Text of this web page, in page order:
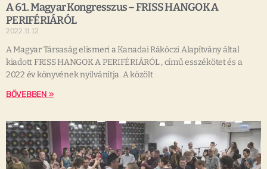
A 61. Magyar Kongresszus – FRISS HANGOK A
PERIFÉRIÁRÓL
2022.11.12.
A Magyar Társaság elismeri a Kanadai Rákóczi Alapítvány által
kiadott FRISS HANGOK A PERIFÉRIÁRÓL , című esszékötet és a
2022 év könyvének nyilvánítja. A közölt
BŐVEBBEN »